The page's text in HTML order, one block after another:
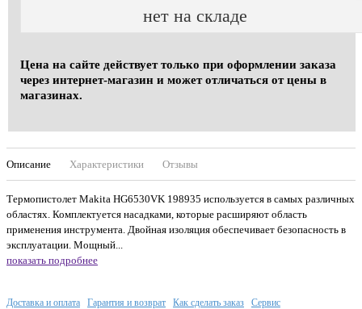
нет на складе
Цена на сайте действует только при оформлении заказа
через интернет-магазин и может отличаться от цены в
магазинах.
Описание Характеристики Отзывы
Термопистолет Makita HG6530VK 198935 используется в самых различных
областях. Комплектуется насадками, которые расширяют область
применения инструмента. Двойная изоляция обеспечивает безопасность в
эксплуатации. Мощный...
показать подробнее
Доставка и оплата Гарантия и возврат Как сделать заказ Сервис